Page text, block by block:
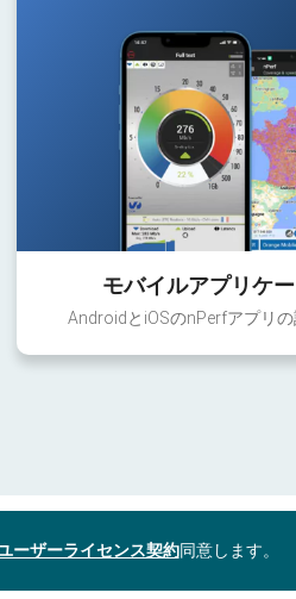
モバイルアプリケ
AndroidとiOSのnPerfアプリ
ーザーライセンス契約同意します。